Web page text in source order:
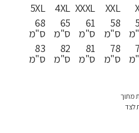
5XL
68
ס"מ
83
ס"מ
4XL
65
ס"מ
82
ס"מ
XXXL
61
ס"מ
81
ס"מ
XXL
58
ס"מ
78
ס"מ
מתוך
לצד